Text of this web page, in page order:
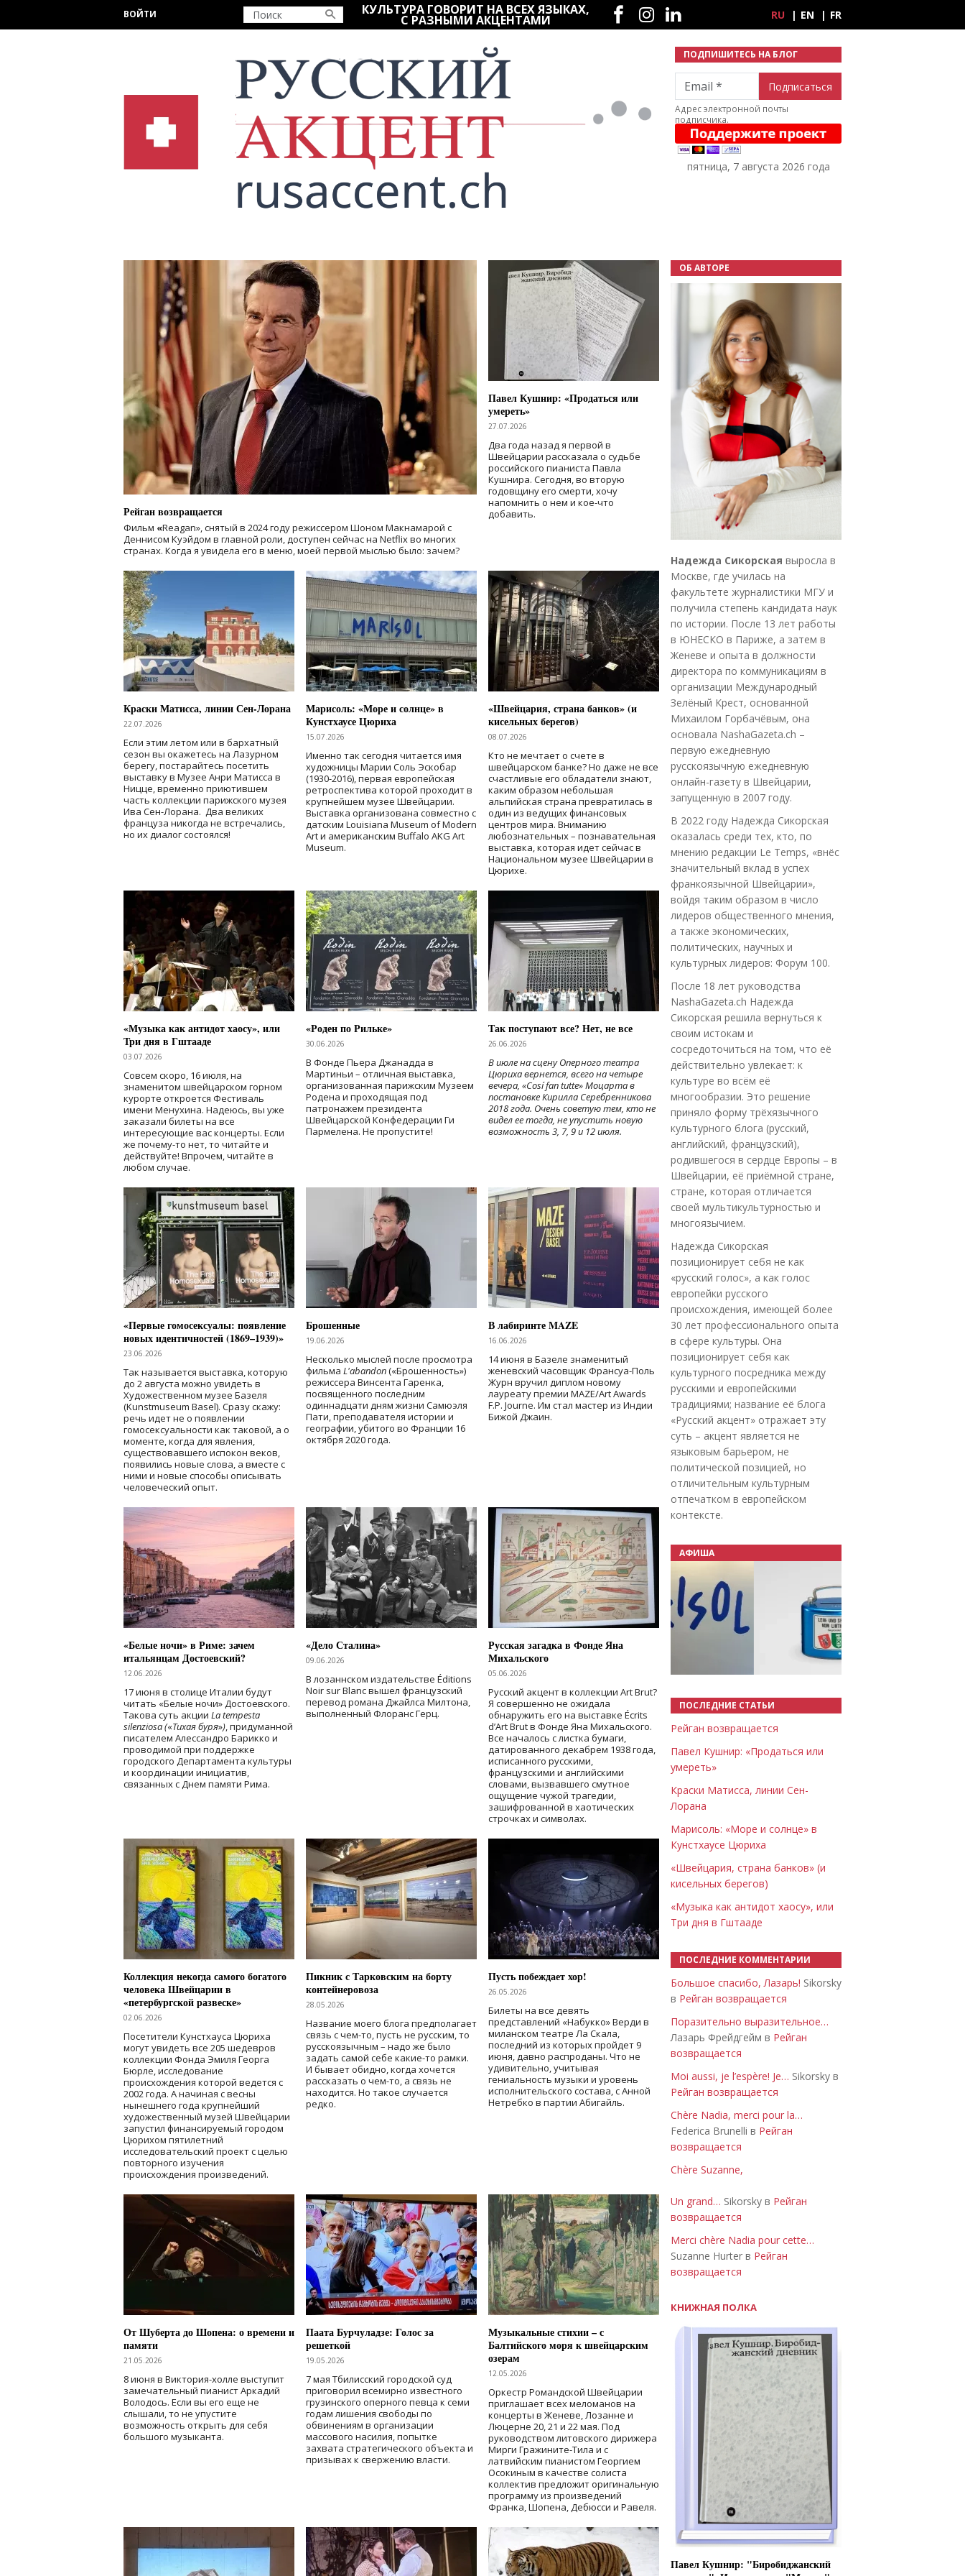
ВОЙТИ КУЛЬТУРА ГОВОРИТ НА ВСЕХ ЯЗЫКАХ,
С РАЗНЫМИ АКЦЕНТАМИ
Социальные сети
RU EN FR
ПОДПИШИТЕСЬ НА БЛОГ
Email
Адрес электронной почты
подписчика.
пятница, 7 августа 2026 года
Рейган возвращается
Фильм «Reagan», снятый в 2024 годурежиссером Шоном Макнамарой с
Деннисом Куэйдом в главной роли, доступен сейчас на Netflix во многих
странах. Когда я увидела его в меню, моей первой мыслью было: зачем?
Павел Кушнир: «Продаться или
умереть»
27.07.2026
Два года назад я первой в
Швейцарии рассказала о судьбе
российского пианиста Павла
Кушнира. Сегодня, во вторую
годовщину его смерти, хочу
напомнить о нем и кое-что
добавить.
Краски Матисса, линии Сен-Лорана
22.07.2026
Если этим летом или в бархатный
сезон вы окажетесь на Лазурном
берегу, постарайтесь посетить
выставку в Музее Анри Матисса в
Ницце, временно приютившем
часть коллекции парижского музея
Ива Сен-Лорана. Два великих
француза никогда не встречались,
но их диалог состоялся!
Марисоль: «Море и солнце» в
Кунстхаусе Цюриха
15.07.2026
Именно так сегодня читается имя
художницы Марии Соль Эскобар
(1930-2016), первая европейская
ретроспектива которой проходит в
крупнейшем музее Швейцарии.
Выставка организована совместно с
датским Louisiana Museum of Modern
Art и американским Buffalo AKG Art
Museum.
«Швейцария, страна банков» (и
кисельных берегов)
08.07.2026
Кто не мечтает о счете в
швейцарском банке? Но даже не все
счастливые его обладатели знают,
каким образом небольшая
альпийская страна превратилась в
один из ведущих финансовых
центров мира. Вниманию
любознательных – познавательная
выставка, которая идет сейчас в
Национальном музее Швейцарии в
Цюрихе.
«Музыка как антидот хаосу», или
Три дня в Гштааде
03.07.2026
Совсем скоро, 16 июля, на
знаменитом швейцарском горном
курорте откроется Фестиваль
имени Менухина. Надеюсь, вы уже
заказали билеты на все
интересующие вас концерты. Если
же почему-то нет, то читайте и
действуйте! Впрочем, читайте в
любом случае.
«Роден по Рильке»
30.06.2026
В Фонде Пьера Джанадда в
Мартиньи – отличная выставка,
организованная парижским Музеем
Родена и проходящая под
патронажем президента
Швейцарской Конфедерации Ги
Пармелена. Не пропустите!
Так поступают все? Нет, не все
26.06.2026
В июле на сцену Оперного театра
Цюриха вернется, всего на четыре
вечера, «Cosí fan tutte» Моцарта в
постановке Кирилла Серебренникова
2018 года. Очень советую тем, кто не
видел ее тогда, не упустить новую
возможность 3, 7, 9 и 12 июля.
«Первые гомосексуалы: появление
новых идентичностей (1869–1939)»
23.06.2026
Так называется выставка, которую
до 2 августа можно увидеть в
Художественном музее Базеля
(Kunstmuseum Basel). Сразу скажу:
речь идет не о появлении
гомосексуальности как таковой, а о
моменте, когда для явления,
существовавшего испокон веков,
появились новые слова, а вместе с
ними и новые способы описывать
человеческий опыт.
Брошенные
19.06.2026
Несколько мыслей после просмотра
фильма L'abandon(«Брошенность»)
режиссера Винсента Гаренка,
посвященного последним
одиннадцати дням жизни Самюэля
Пати, преподавателя истории и
географии, убитого во Франции 16
октября 2020 года.
В лабиринте MAZE
16.06.2026
14 июня в Базеле знаменитый
женевский часовщик Франсуа-Поль
Журн вручил диплом новому
лауреату премии MAZE/Art Awards
F.P. Journe. Им стал мастер из Индии
Бижой Джаин.
«Белые ночи» в Риме: зачем
итальянцам Достоевский?
12.06.2026
17 июня в столице Италии будут
читать «Белые ночи» Достоевского.
Такова суть акции La tempesta
silenziosa («Тихая буря»), придуманной
писателем Алессандро Барикко и
проводимой при поддержке
городского Департамента культуры
и координации инициатив,
связанных с Днем памяти Рима.
«Дело Сталина»
09.06.2026
В лозаннском издательстве Éditions
Noir sur Blanc вышел французский
перевод романа Джайлса Милтона,
выполненный Флоранс Герц.
Русская загадка в Фонде Яна
Михальского
05.06.2026
Русский акцент в коллекции Art Brut?
Я совершенно не ожидала
обнаружить его на выставке Écrits
d’Art Brut в Фонде Яна Михальского.
Все началось с листка бумаги,
датированного декабрем 1938 года,
исписанного русскими,
французскими и английскими
словами, вызвавшего смутное
ощущение чужой трагедии,
зашифрованной в хаотических
строчках и символах.
Коллекция некогда самого богатого
человека Швейцарии в
«петербургской развеске»
02.06.2026
Посетители Кунстхауса Цюриха
могут увидеть все 205 шедевров
коллекции Фонда Эмиля Георга
Бюрле, исследование
происхождения которой ведется с
2002 года. А начиная с весны
нынешнего года крупнейший
художественный музей Швейцарии
запустил финансируемый городом
Цюрихом пятилетний
исследовательский проект с целью
повторного изучения
происхождения произведений.
Пикник с Тарковским на борту
контейнеровоза
28.05.2026
Название моего блога предполагает
связь с чем-то, пусть не русским, то
русскоязычным – надо же было
задать самой себе какие-то рамки.
И бывает обидно, когда хочется
рассказать о чем-то, а связь не
находится. Но такое случается
редко.
Пусть побеждает хор!
26.05.2026
Билеты на все девять
представлений «Набукко» Верди в
миланском театре Ла Скала,
последний из которых пройдет 9
июня, давно распроданы. Что не
удивительно, учитывая
гениальность музыки и уровень
исполнительского состава, с Анной
Нетребко в партии Абигайль.
От Шуберта до Шопена: о времени и
памяти
21.05.2026
8 июня в Виктория-холле выступит
замечательный пианист Аркадий
Володось. Если вы его еще не
слышали, то не упустите
возможность открыть для себя
большого музыканта.
Паата Бурчуладзе: Голос за
решеткой
19.05.2026
7 мая Тбилисский городской суд
приговорил всемирно известного
грузинского оперного певца к семи
годам лишения свободы по
обвинениям в организации
массового насилия, попытке
захвата стратегического объекта и
призывах к свержению власти.
Музыкальные стихии – с
Балтийского моря к швейцарским
озерам
12.05.2026
Оркестр Романдской Швейцарии
приглашает всех меломанов на
концерты в Женеве, Лозанне и
Люцерне 20, 21 и 22 мая. Под
руководством литовского дирижера
Мирги Гражините-Тила и с
латвийским пианистом Георгием
Осокиным в качестве солиста
коллектив предложит оригинальную
программу из произведений
Франка, Шопена, Дебюсси и Равеля.
ОБ АВТОРЕ
Надежда Сикорская выросла в
Москве, где училась на
факультете журналистики МГУ и
получила степень кандидата наук
по истории. После 13 лет работы
в ЮНЕСКО в Париже, а затем в
Женеве и опыта в должности
директора по коммуникациям в
организации Международный
Зелёный Крест, основанной
Михаилом Горбачёвым, она
основала NashaGazeta.ch –
первую ежедневную
русскоязычную ежедневную
онлайн-газету в Швейцарии,
запущенную в 2007 году.
В 2022 году Надежда Сикорская
оказалась среди тех, кто, по
мнению редакции Le Temps, «внёс
значительный вклад в успех
франкоязычной Швейцарии»,
войдя таким образом в число
лидеров общественного мнения,
а также экономических,
политических, научных и
культурных лидеров: Форум 100.
После 18 лет руководства
NashaGazeta.ch Надежда
Сикорская решила вернуться к
своим истокам и
сосредоточиться на том, что её
действительно увлекает: к
культуре во всём её
многообразии. Это решение
приняло форму трёхязычного
культурного блога (русский,
английский, французский),
родившегося в сердце Европы – в
Швейцарии, её приёмной стране,
стране, которая отличается
своей мультикультурностью и
многоязычием.
Надежда Сикорская
позиционирует себя не как
«русский голос», а как голос
европейки русского
происхождения, имеющей более
30 лет профессионального опыта
в сфере культуры. Она
позиционирует себя как
культурного посредника между
русскими и европейскими
традициями; название её блога
«Русский акцент» отражает эту
суть – акцент является не
языковым барьером, не
политической позицией, но
отличительным культурным
отпечатком в европейском
контексте.
АФИША
ПОСЛЕДНИЕ СТАТЬИ
Рейган возвращается
Павел Кушнир: «Продаться или
умереть»
Краски Матисса, линии Сен-
Лорана
Марисоль: «Море и солнце» в
Кунстхаусе Цюриха
«Швейцария, страна банков» (и
кисельных берегов)
«Музыка как антидот хаосу», или
Три дня в Гштааде
ПОСЛЕДНИЕ КОММЕНТАРИИ
Большое спасибо, Лазарь! Sikorsky
в Рейган возвращается
Поразительно выразительное…
Лазарь Фрейдгейм в Рейган
возвращается
Moi aussi, je l’espère! Je… Sikorsky в
Рейган возвращается
Chère Nadia, merci pour la…
Federica Brunelli в Рейган
возвращается
Chère Suzanne,
Un grand… Sikorsky в Рейган
возвращается
Merci chère Nadia pour cette…
Suzanne Hurter в Рейган
возвращается
КНИЖНАЯ ПОЛКА
Павел Кушнир: "Биробиджанский